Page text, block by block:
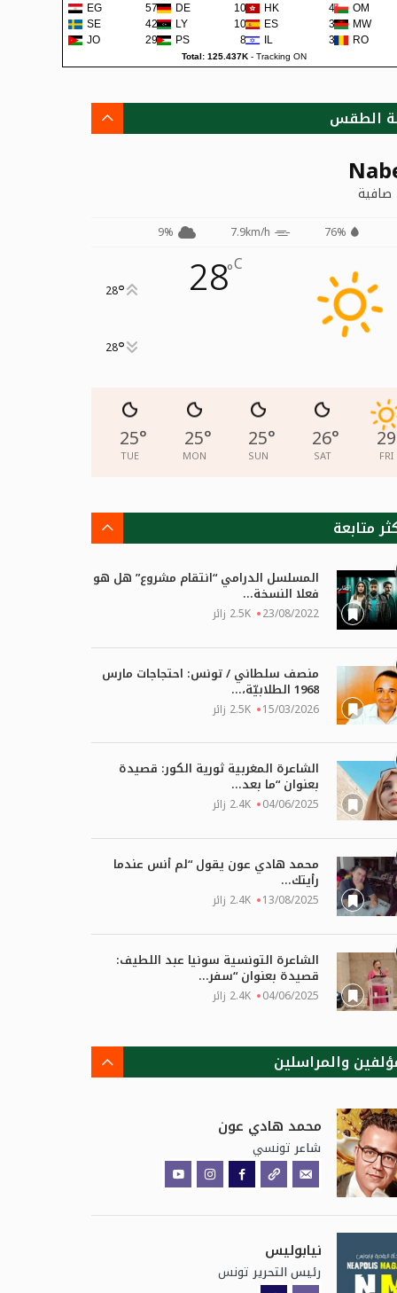
EG
579 DE 108 HK 42 OM
SE
422 LY 105 ES 38 MW
JO
292 PS 80 IL 36 RO
Total: 125.437K- Tracking ON
الطقس
76%
7.9km/h
9%
28°C
28°
28°
29
FRI
26°
SAT
25°
SUN
25°
MON
25°
TUE
متابعة
المسلسل الدرامي “انتقام مشروع” هل هو
فعلا النسخة...
23/08/2022 2.5K زائر
منصف سلطاني / تونس: احتجاجات مارس
1968 الطلابيّة،...
15/03/2026 2.5K زائر
الشاعرة المغربية ثورية الكور: قصيدة
بعنوان “ما بعد...
04/06/2025 2.4K زائر
محمد هادي عون يقول “لم أنس عندما
رأيتك...
13/08/2025 2.4K زائر
الشاعرة التونسية سونيا عبد اللطيف:
قصيدة بعنوان “سفر...
04/06/2025 2.4K زائر
والمراسلين
محمد هادي عون
شاعر تونسي
نيابوليس
رئيس التحرير تونس